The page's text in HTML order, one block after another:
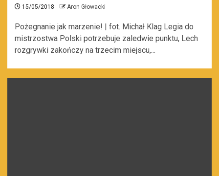
15/05/2018 Aron Głowacki
Pożegnanie jak marzenie! | fot. Michał Klag Legia do
mistrzostwa Polski potrzebuje zaledwie punktu, Lech
rozgrywki zakończy na trzecim miejscu,...